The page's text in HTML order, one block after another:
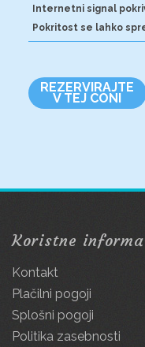
Internetni signal
Pokritost se lahko
REZERVIRAJTE
V TEJ CONI
Koristne
Kontakt
Plačilni pogoji
Splošni pogoji
Politika zasebnosti